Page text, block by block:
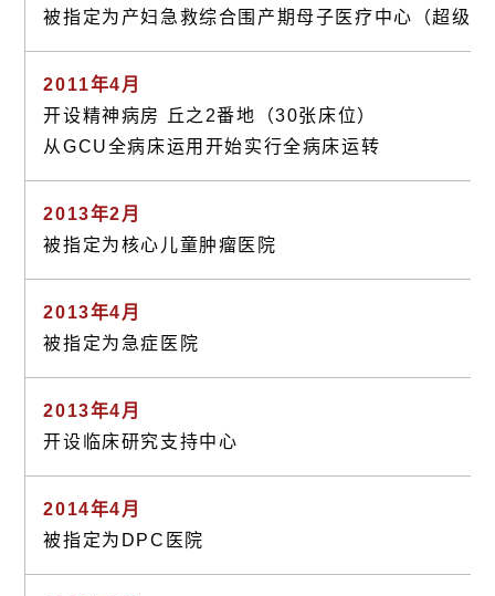
被指定为产妇急救综合围产期母子医疗中心（超级
2011年4月
开设精神病房 丘之2番地（30张床位）
从GCU全病床运用开始实行全病床运转
2013年2月
被指定为核心儿童肿瘤医院
2013年4月
被指定为急症医院
2013年4月
开设临床研究支持中心
2014年4月
被指定为DPC医院